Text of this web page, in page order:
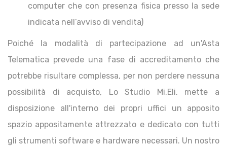
computer che con presenza fisica presso la sede
indicata nell’avviso di vendita)
Poiché la modalità di partecipazione ad un'Asta
Telematica prevede una fase di accreditamento che
potrebbe risultare complessa, per non perdere nessuna
possibilità di acquisto, Lo Studio Mi.Eli. mette a
disposizione all'interno dei propri uffici un apposito
spazio appositamente attrezzato e dedicato con tutti
gli strumenti software e hardware necessari. Un nostro